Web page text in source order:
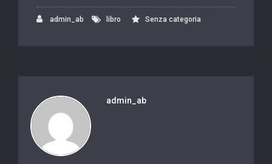
admin_ab libro Senza categoria
admin_ab